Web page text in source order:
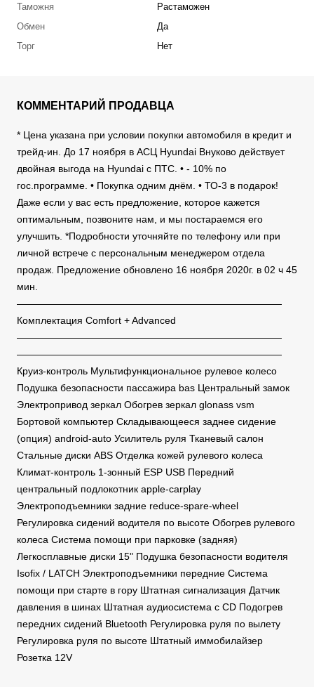
Таможня
Растаможен
Обмен
Да
Торг
Нет
КОММЕНТАРИЙ ПРОДАВЦА
* Цена указана при условии покупки автомобиля в кредит и
трейд-ин. До 17 ноября в АСЦ Hyundai Внуково действует
двойная выгода на Hyundai с ПТС. • - 10% по
гос.программе. • Покупка одним днём. • ТО-3 в подарок!
Даже если у вас есть предложение, которое кажется
оптимальным, позвоните нам, и мы постараемся его
улучшить. *Подробности уточняйте по телефону или при
личной встрече с персональным менеджером отдела
продаж. Предложение обновлено 16 ноября 2020г. в 02 ч 45
мин.
———————————————————————————
Комплектация Comfort + Advanced
———————————————————————————
———————————————————————————
Круиз-контроль Мультифункциональное рулевое колесо
Подушка безопасности пассажира bas Центральный замок
Электропривод зеркал Обогрев зеркал glonass vsm
Бортовой компьютер Складывающееся заднее сидение
(опция) android-auto Усилитель руля Тканевый салон
Стальные диски ABS Отделка кожей рулевого колеса
Климат-контроль 1-зонный ESP USB Передний
центральный подлокотник apple-carplay
Электроподъемники задние reduce-spare-wheel
Регулировка сидений водителя по высоте Обогрев рулевого
колеса Система помощи при парковке (задняя)
Легкосплавные диски 15" Подушка безопасности водителя
Isofix / LATCH Электроподъемники передние Система
помощи при старте в гору Штатная сигнализация Датчик
давления в шинах Штатная аудиосистема с CD Подогрев
передних сидений Bluetooth Регулировка руля по вылету
Регулировка руля по высоте Штатный иммобилайзер
Розетка 12V